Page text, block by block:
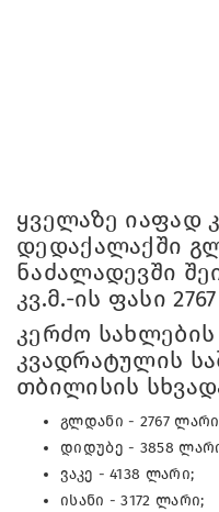
ყველაზე იაფად
დედაქალაქში
ნაძალადევში
კვ.მ.-ის ფასი
კერძო სახლების
კვადრატულის
თბილისის
გლდანი - 2767
დიდუბე - 3858
ვაკე - 4138 ლარი;
ისანი - 3172 ლარი;